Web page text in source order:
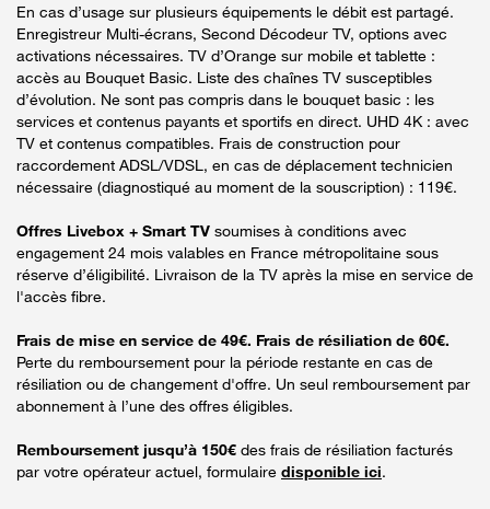
En cas d’usage sur plusieurs équipements le débit est partagé.
Enregistreur Multi-écrans, Second Décodeur TV, options avec
activations nécessaires. TV d’Orange sur mobile et tablette :
accès au Bouquet Basic. Liste des chaînes TV susceptibles
d’évolution. Ne sont pas compris dans le bouquet basic : les
services et contenus payants et sportifs en direct. UHD 4K : avec
TV et contenus compatibles. Frais de construction pour
raccordement ADSL/VDSL, en cas de déplacement technicien
nécessaire (diagnostiqué au moment de la souscription) : 119€.
Offres Livebox + Smart TV soumises à conditions avec
engagement 24 mois valables en France métropolitaine sous
réserve d’éligibilité. Livraison de la TV après la mise en service de
l'accès fibre.
Frais de mise en service de 49€. Frais de résiliation de 60€.
Perte du remboursement pour la période restante en cas de
résiliation ou de changement d'offre. Un seul remboursement par
abonnement à l’une des offres éligibles.
Remboursement jusqu’à 150€ des frais de résiliation facturés
par votre opérateur actuel, formulaire disponible ici.